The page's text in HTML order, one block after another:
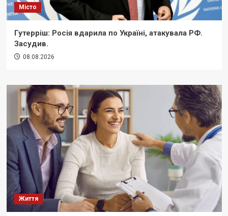
Місто
Гутерріш: Росія вдарила по Україні, атакувала РФ.
Засудив.
08.08.2026
Життя